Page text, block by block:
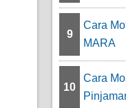
9
Cara
MARA
10
Cara